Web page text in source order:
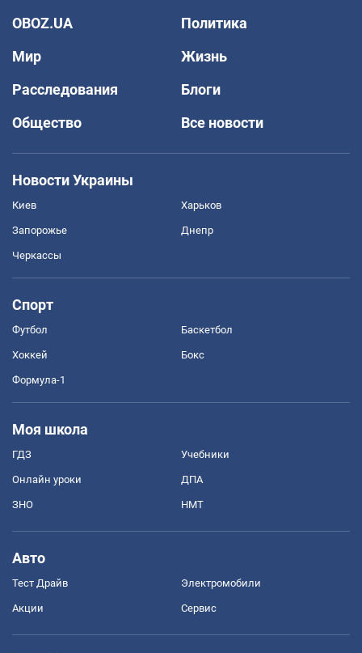
OBOZ.UA
Политика
Мир
Жизнь
Расследования
Блоги
Общество
Все новости
Новости Украины
Киев Харьков
Запорожье Днепр
Черкассы
Спорт
Футбол Баскетбол
Хоккей Бокс
Формула-1
Моя школа
ГДЗ Учебники
Онлайн уроки ДПА
ЗНО НМТ
Авто
Тест Драйв Электромобили
Акции Сервис